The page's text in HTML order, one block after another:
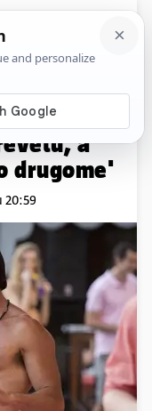
Komentari
'Proveli
a
drugome'
20:59